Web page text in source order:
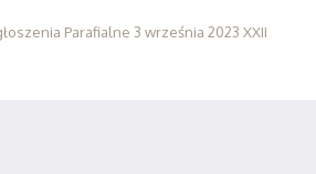
Parafialne 3 września 2023 XXII